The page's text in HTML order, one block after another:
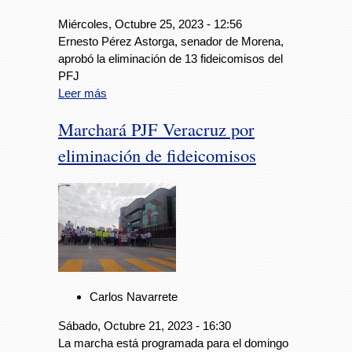
Miércoles, Octubre 25, 2023 - 12:56
Ernesto Pérez Astorga, senador de Morena,
aprobó la eliminación de 13 fideicomisos del
PFJ
Leer más
Marchará PJF Veracruz por
eliminación de fideicomisos
Carlos Navarrete
Sábado, Octubre 21, 2023 - 16:30
La marcha está programada para el domingo